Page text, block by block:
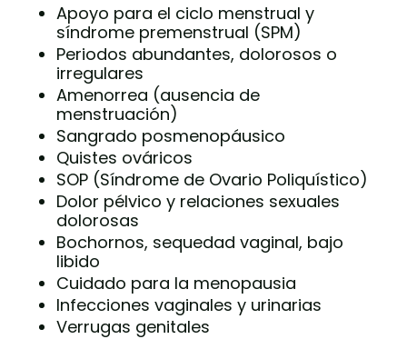
Apoyo para el ciclo menstrual y
síndrome premenstrual (SPM)
Periodos abundantes, dolorosos o
irregulares
Amenorrea (ausencia de
menstruación)
Sangrado posmenopáusico
Quistes ováricos
SOP (Síndrome de Ovario Poliquístico)
Dolor pélvico y relaciones sexuales
dolorosas
Bochornos, sequedad vaginal, bajo
libido
Cuidado para la menopausia
Infecciones vaginales y urinarias
Verrugas genitales